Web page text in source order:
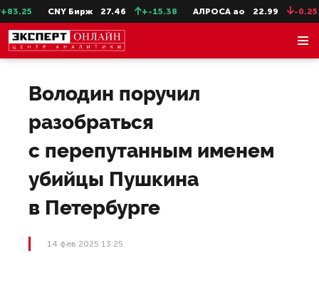
CNY Бирж 27.46 +-15.38 АЛРОСА ао 22.99 -0.25
Володин поручил
разобраться
с перепутанным именем
убийцы Пушкина
в Петербурге
14 фев 2025 13:25